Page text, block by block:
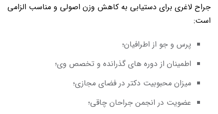
جراح لاغری برای دستیابی به کاهش وزن اصولی و مناسب الزامی
است:
پرس و جو از اطرافیان؛
اطمینان از دوره های گذرانده و تخصص وی؛
میزان محبوبیت دکتر در فضای مجازی؛
عضویت در انجمن جراحان چاقی؛